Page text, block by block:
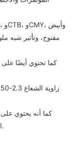
مفتوح، وتأثير شبه
كما أنه يحتوي
السرعة الذكية، مما يجعل عمر المصباح أطول.